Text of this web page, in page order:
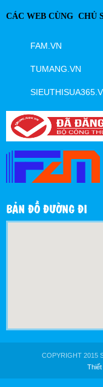
CÁC WEB CÙNG CHỦ
FAM.VN
TUMANG.VN
BẢN ĐỒ ĐƯỜNG ĐI
COPYRIGHT 2015